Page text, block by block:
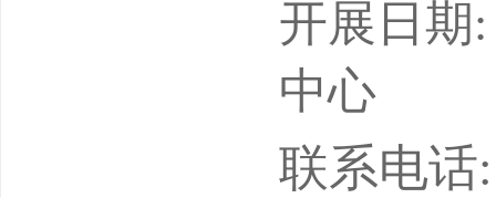
覽會精
多元需
店優惠
开展日期
中心
联系电